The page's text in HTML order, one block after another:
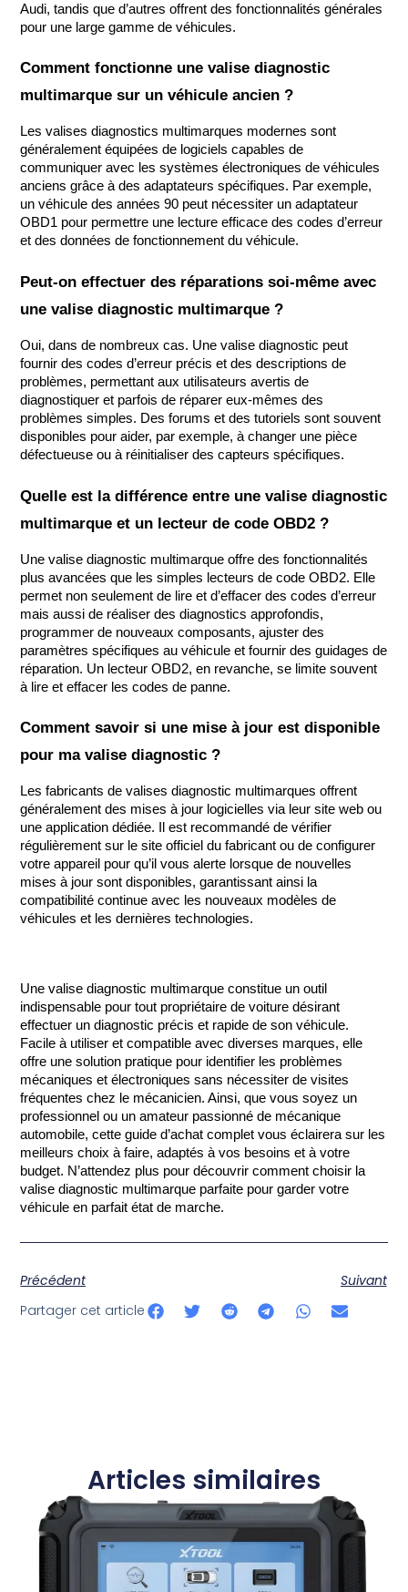
Audi, tandis que d’autres offrent des fonctionnalités générales
pour une large gamme de véhicules.
Comment fonctionne une valise diagnostic
multimarque sur un véhicule ancien ?
Les valises diagnostics multimarques modernes sont
généralement équipées de logiciels capables de
communiquer avec les systèmes électroniques de véhicules
anciens grâce à des adaptateurs spécifiques. Par exemple,
un véhicule des années 90 peut nécessiter un adaptateur
OBD1 pour permettre une lecture efficace des codes d’erreur
et des données de fonctionnement du véhicule.
Peut-on effectuer des réparations soi-même avec
une valise diagnostic multimarque ?
Oui, dans de nombreux cas. Une valise diagnostic peut
fournir des codes d’erreur précis et des descriptions de
problèmes, permettant aux utilisateurs avertis de
diagnostiquer et parfois de réparer eux-mêmes des
problèmes simples. Des forums et des tutoriels sont souvent
disponibles pour aider, par exemple, à changer une pièce
défectueuse ou à réinitialiser des capteurs spécifiques.
Quelle est la différence entre une valise diagnostic
multimarque et un lecteur de code OBD2 ?
Une valise diagnostic multimarque offre des fonctionnalités
plus avancées que les simples lecteurs de code OBD2. Elle
permet non seulement de lire et d’effacer des codes d’erreur
mais aussi de réaliser des diagnostics approfondis,
programmer de nouveaux composants, ajuster des
paramètres spécifiques au véhicule et fournir des guidages de
réparation. Un lecteur OBD2, en revanche, se limite souvent
à lire et effacer les codes de panne.
Comment savoir si une mise à jour est disponible
pour ma valise diagnostic ?
Les fabricants de valises diagnostic multimarques offrent
généralement des mises à jour logicielles via leur site web ou
une application dédiée. Il est recommandé de vérifier
régulièrement sur le site officiel du fabricant ou de configurer
votre appareil pour qu’il vous alerte lorsque de nouvelles
mises à jour sont disponibles, garantissant ainsi la
compatibilité continue avec les nouveaux modèles de
véhicules et les dernières technologies.
Une valise diagnostic multimarque constitue un outil
indispensable pour tout propriétaire de voiture désirant
effectuer un diagnostic précis et rapide de son véhicule.
Facile à utiliser et compatible avec diverses marques, elle
offre une solution pratique pour identifier les problèmes
mécaniques et électroniques sans nécessiter de visites
fréquentes chez le mécanicien. Ainsi, que vous soyez un
professionnel ou un amateur passionné de mécanique
automobile, cette guide d’achat complet vous éclairera sur les
meilleurs choix à faire, adaptés à vos besoins et à votre
budget. N’attendez plus pour découvrir comment choisir la
valise diagnostic multimarque parfaite pour garder votre
véhicule en parfait état de marche.
Précédent
Suivant
Partager cet article
Articles similaires